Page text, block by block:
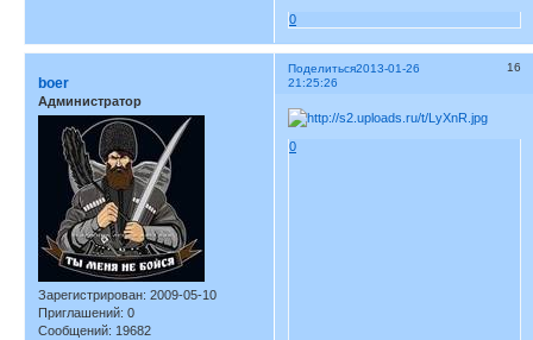
0
Поделиться 16
2013-01-26
21:25:26
boer
Администратор
Зарегистрирован: 2009-05-10
Приглашений: 0
Сообщений: 19682
0